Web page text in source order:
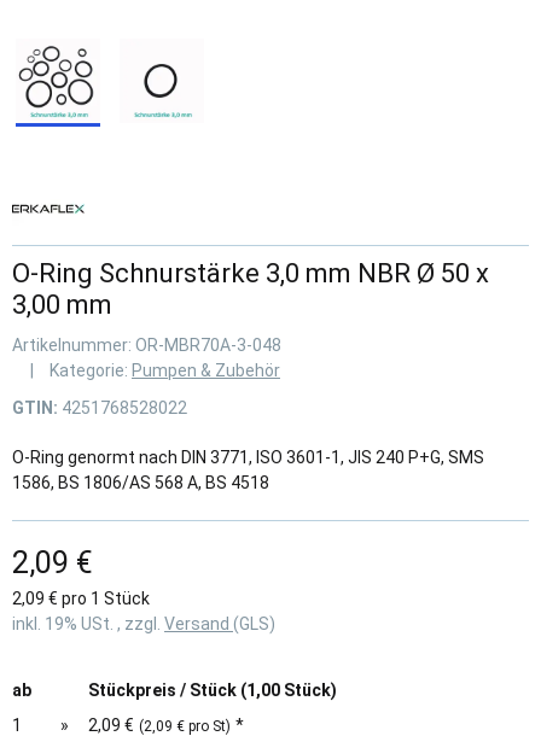
O-Ring Schnurstärke 3,0 mm NBR Ø 50 x
3,00 mm
Artikelnummer: OR-MBR70A-3-048
Kategorie: Pumpen & Zubehör
GTIN: 4251768528022
O-Ring genormt nach DIN 3771, ISO 3601-1, JIS 240 P+G, SMS
1586, BS 1806/AS 568 A, BS 4518
2,09 €
2,09 € pro 1 Stück
inkl. 19% USt. , zzgl. Versand (GLS)
ab
Stückpreis / Stück (1,00 Stück)
1
» 2,09 € (2,09 € pro St) *